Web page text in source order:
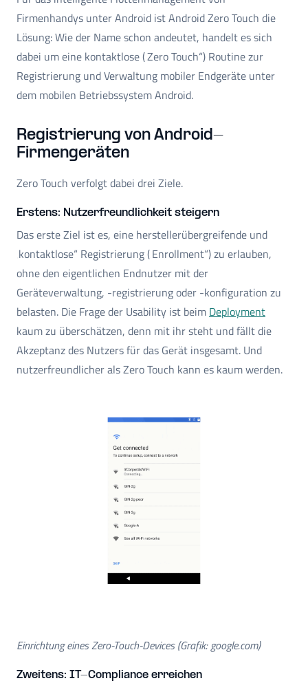
Firmenhandys unter Android ist Android Zero Touch die
Lösung: Wie der Name schon andeutet, handelt es sich
dabei um eine kontaktlose (‚Zero Touch“) Routine zur
Registrierung und Verwaltung mobiler Endgeräte unter
dem mobilen Betriebssystem Android.
Registrierung von Android-
Firmengeräten
Zero Touch verfolgt dabei drei Ziele.
Erstens: Nutzerfreundlichkeit steigern
Das erste Ziel ist es, eine herstellerübergreifende und
‚kontaktlose“ Registrierung (‚Enrollment“) zu erlauben,
ohne den eigentlichen Endnutzer mit der
Geräteverwaltung, -registrierung oder -konfiguration zu
belasten. Die Frage der Usability ist beim Deployment
kaum zu überschätzen, denn mit ihr steht und fällt die
Akzeptanz des Nutzers für das Gerät insgesamt. Und
nutzerfreundlicher als Zero Touch kann es kaum werden.
Einrichtung eines Zero-Touch-Devices (Grafik: google.com)
Zweitens: IT-Compliance erreichen